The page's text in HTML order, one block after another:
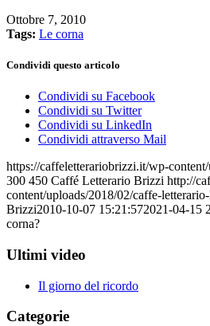
Ottobre 7, 2010
Tags: Le corna
Condividi questo articolo
Condividi su Facebook
Condividi su Twitter
Condividi su LinkedIn
Condividi attraverso Mail
https://caffeletterariobrizzi.it/wp-
300 450 Caffé Letterario Brizzi http://
content/uploads/2018/02/caffe-
Brizzi2010-10-07 15:21:572021-04-15
corna?
Ultimi video
Il giorno del ricordo
Categorie